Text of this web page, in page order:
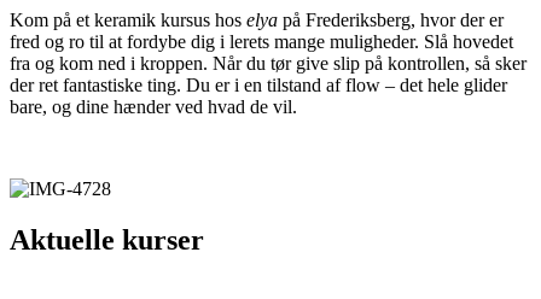
Kom på et keramik kursus hos elya på Frederiksberg, hvor der er
fred og ro til at fordybe dig i lerets mange muligheder. Slå hovedet
fra og kom ned i kroppen. Når du tør give slip på kontrollen, så sker
der ret fantastiske ting. Du er i en tilstand af flow – det hele glider
bare, og dine hænder ved hvad de vil.
Aktuelle kurser